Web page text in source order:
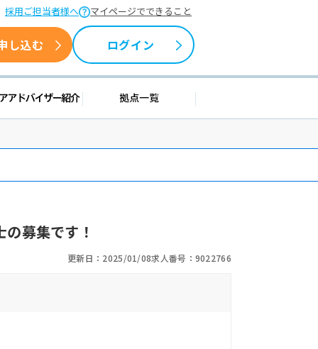
採用ご担当者様へ マイページでできること
し込む ログイン
情報 キャリアアドバイザー紹介拠点一覧
募集です！
更新日：2025/01/08求人番号：9022766